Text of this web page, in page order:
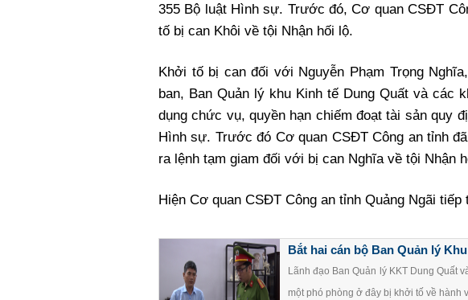
355 Bộ luật Hình sự. Trước đó, Cơ quan CSĐT
tố bị can Khôi về tội Nhận hối lộ.
Khởi tố bị can đối với Nguyễn Phạm Trọng
ban, Ban Quản lý khu Kinh tế Dung Quất và các
dụng chức vụ, quyền hạn chiếm đoạt tài sản quy
Hình sự. Trước đó Cơ quan CSĐT Công an tỉnh
ra lệnh tạm giam đối với bị can Nghĩa về tội Nhận
Hiện Cơ quan CSĐT Công an tỉnh Quảng Ngãi
Bắt hai cán bộ Ban Quản lý
Lãnh đạo Ban Quản lý KKT Dung Quất
một phó phòng ở đây bị khởi tố về hành